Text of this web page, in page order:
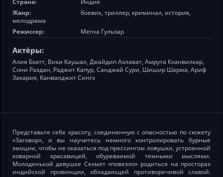
Страна:
Индия
Жанр:
боевик, триллер, криминал, история,
мелодрама
Режиссер:
Мегна Гульзар
Актёры:
Алия Бхатт, Вики Каушал, Джайдип Ахлават, Амрута Кханвилкар,
Сони Раздан, Раджит Капур, Санджай Сури, Шишир Шарма, Ариф
Закария, Канвалджит Сингх
Представьте себе красоту, соединенную с опасностью по сюжету
«Заговор», и вы научитесь немного контролировать бурные
эмоции, чтобы не оказаться под прессингом ловушки, устроенной
коварной красавицей, обуреваемой темными мыслями.
Молоденькой девушке Сехмет «повезло» родиться на просторах
индийской провинции, обладающей противоречивой славой.